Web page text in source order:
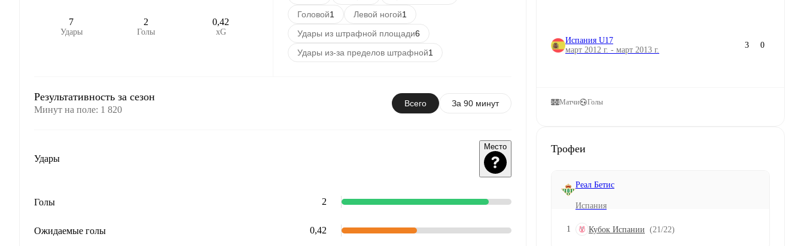
7
Удары
2
Голы
0,42
xG
Головой1 Левой ногой1
Удары из штрафной площади6
Удары из-за пределов штрафной1
Результативность за сезон
Минут на поле: 1 820
Всего За 90 минут
Удары
Место
Голы 2
Ожидаемые голы 0,42
Испания U17
март 2012 г. - март 2013 г.
3 0
Матчи Голы
Трофеи
Реал Бетис
Испания
1 Кубок Испании (21/22)